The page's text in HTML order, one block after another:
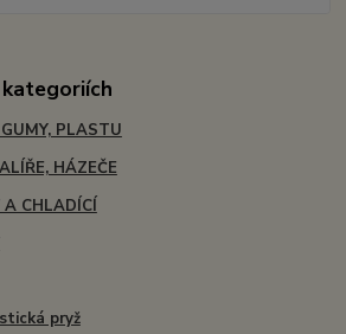
PLASTU
HÁZEČE
A CHLADÍCÍ
pryž